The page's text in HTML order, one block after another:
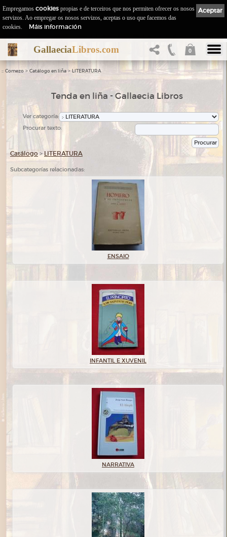
GallaeciaLibros.com 0
:: Comezo > Catálogo en liña > LITERATURA
Tenda en liña - Gallaecia Libros
Ver categoría:
Procurar texto:
Catálogo >LITERATURA
Subcategorías relacionadas:
ENSAIO
INFANTIL E XUVENIL
NARRATIVA
Aceptar
Empregamos cookies propias e de terceiros que nos permiten ofrecer os nosos
servizos. Ao empregar os nosos servizos, aceptas o uso que facemos das
cookies.
Máis información